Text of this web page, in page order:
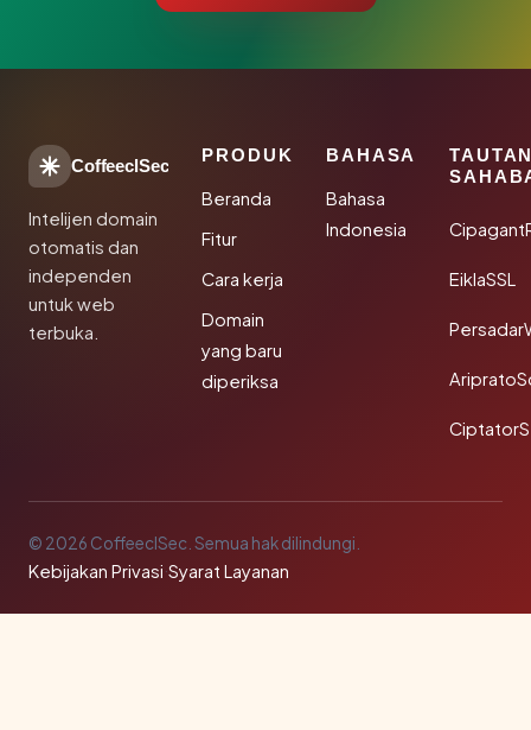
CoffeeclSec
Intelijen domain
otomatis dan
independen
untuk web
terbuka.
PRODUK
Beranda
Fitur
Cara kerja
Domain
yang baru
diperiksa
BAHASA
Bahasa
Indonesia
EiklaSSL
© 2026 CoffeeclSec. Semua hak dilindungi.
Kebijakan Privasi·Syarat Layanan